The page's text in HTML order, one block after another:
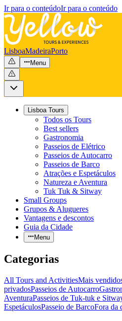
Ir para o conteúdoIr para o conteúdo
LisboaMadeiraPorto
Menu
Lisboa Tours
Todos os Tours
Best sellers
Gastronomia
Passeios de Elétrico
Passeios de Autocarro
Passeios de Barco
Atrações e Espetáculos
Natureza e Aventura
Tuk Tuk & Sitway
Small Groups
Grupos & Alugueres
Vantagens e descontos
Guia da Cidade
Menu
Categorias
All Tours and ActivitiesMais
privadosPasseios de Autocarro
AventuraPasseios de Tuk-tuk e
EspetáculosPasseio de BarcoFora da